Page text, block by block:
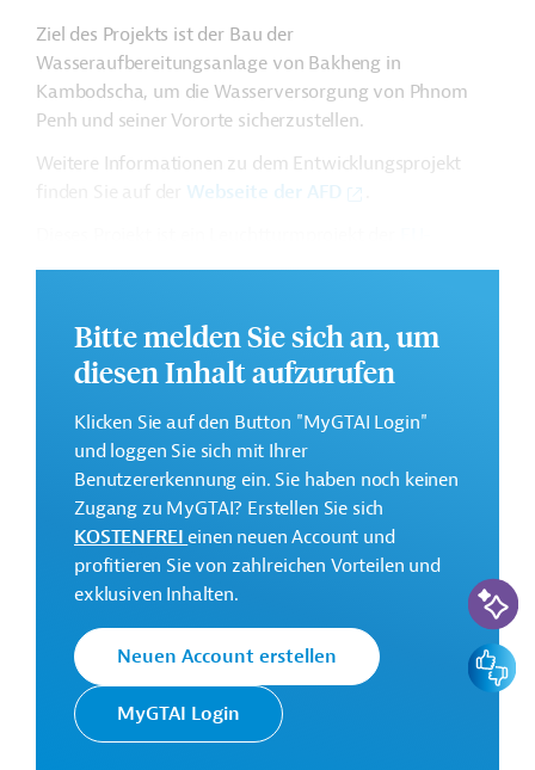
Ziel des Projekts ist der Bau der
Wasseraufbereitungsanlage von Bakheng in
Kambodscha, um die Wasserversorgung von Phnom
Penh und seiner Vororte sicherzustellen.
Weitere Informationen zu dem Entwicklungsprojekt
Webseite der AFD
Konnektivitätsinitiative Global Gatewayfür 2023.
Regularien und praktische Hinweise zur
Geschäftsanbahnung.
120 Millionen Euro
Kontaktadressen
Französische
Entwicklungsagentur
AFD
Die AFD finanziert und
Transformationsprozesse in
ihren Partnerländern mit dem
Bitte melden Sie sich an, um
diesen Inhalt aufzurufen
Klicken Sie auf den Button "MyGTAI Login"
und loggen Sie sich mit Ihrer
Benutzererkennung ein. Sie haben noch keinen
Zugang zu MyGTAI? Erstellen Sie sich
KOSTENFREIeinen neuen Account und
profitieren Sie von zahlreichen Vorteilen und
exklusiven Inhalten.
Neuen Account erstellen
MyGTAI Login
KI-